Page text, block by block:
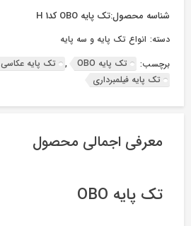
شناسه محصول:تک پایه OBO کد1 H
دسته: انواع تک پایه و سه پایه
برچسب:
تک پایه OBO , تک پایه عکاسی
تک پایه فیلمبرداری
معرفی اجمالی محصول
تک پایه OBO